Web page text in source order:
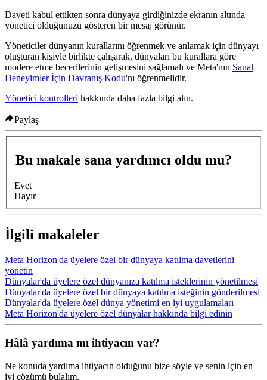
Daveti kabul ettikten sonra dünyaya girdiğinizde ekranın altında
yönetici olduğunuzu gösteren bir mesaj görünür.
Yöneticiler dünyanın kurallarını öğrenmek ve anlamak için dünyayı
oluşturan kişiyle birlikte çalışarak, dünyaları bu kurallara göre
modere etme becerilerinin gelişmesini sağlamalı ve Meta'nın Sanal
Deneyimler İçin Davranış Kodu'nı öğrenmelidir.
Yönetici kontrolleri hakkında daha fazla bilgi alın.
Paylaş
Bu makale sana yardımcı oldu mu?
Evet
Hayır
İlgili makaleler
Meta Horizon'da üyelere özel bir dünyaya katılma davetlerini
yönetin
Dünyalar'da üyelere özel dünyanıza katılma isteklerinin yönetilmesi
Dünyalar'da üyelere özel bir dünyaya katılma isteğinin gönderilmesi
Dünyalar'da üyelere özel dünya yönetimi en iyi uygulamaları
Meta Horizon'da üyelere özel dünyalar hakkında bilgi edinin
Hâlâ yardıma mı ihtiyacın var?
Ne konuda yardıma ihtiyacın olduğunu bize söyle ve senin için en
iyi çözümü bulalım.